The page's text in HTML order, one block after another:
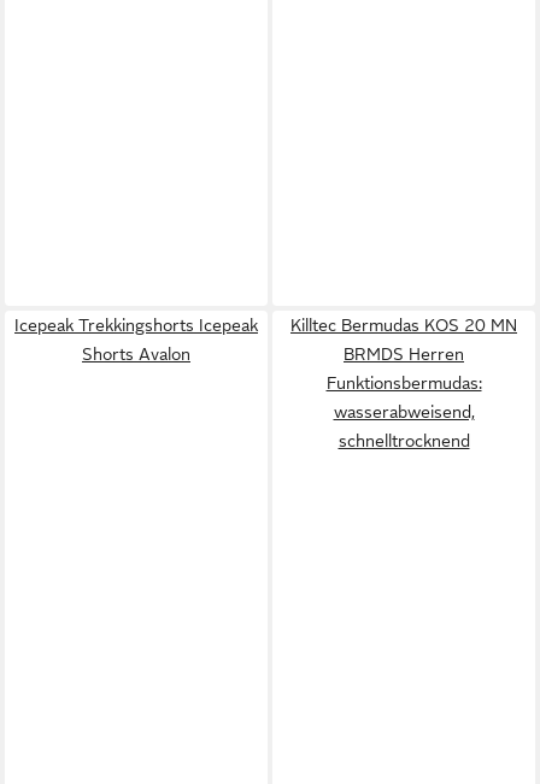
Icepeak Trekkingshorts Icepeak
Shorts Avalon
Killtec Bermudas KOS 20 MN
BRMDS Herren
Funktionsbermudas:
wasserabweisend,
schnelltrocknend